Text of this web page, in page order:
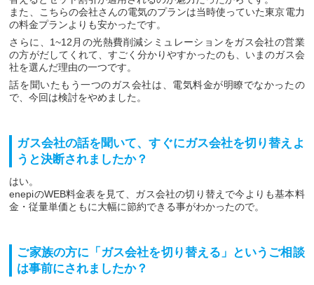
また、こちらの会社さんの電気のプランは当時使っていた東京電力
の料金プランよりも安かったです。
さらに、1~12月の光熱費削減シミュレーションをガス会社の営業
の方がだしてくれて、すごく分かりやすかったのも、いまのガス会
社を選んだ理由の一つです。
話を聞いたもう一つのガス会社は、電気料金が明瞭でなかったの
で、今回は検討をやめました。
ガス会社の話を聞いて、すぐにガス会社を切り替えよ
うと決断されましたか？
はい。
enepiのWEB料金表を見て、ガス会社の切り替えで今よりも基本料
金・従量単価ともに大幅に節約できる事がわかったので。
ご家族の方に「ガス会社を切り替える」というご相談
は事前にされましたか？